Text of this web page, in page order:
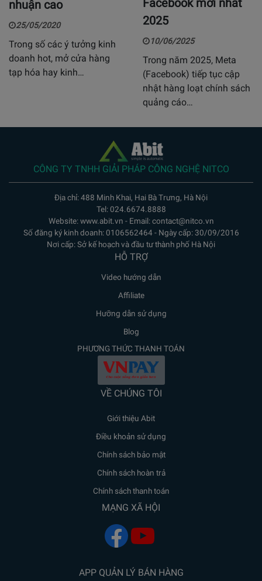
nhuận cao
25/05/2020
Trong số các ý tưởng kinh
doanh hot, mở cửa hàng
tạp hóa hay kinh…
Facebook mới nhất
2025
10/06/2025
Trong năm 2025, Meta
(Facebook) tiếp tục cập
nhật hàng loạt chính sách
quảng cáo…
CÔNG TY TNHH GIẢI PHÁP CÔNG NGHỆ NITCO
Địa chỉ: 488 Minh Khai, Hai Bà Trưng, Hà Nội
Tel: 024.6674.8888
Website: www.abit.vn - Email: contact@nitco.vn
Số đăng ký kinh doanh: 0106562464 - Ngày cấp: 30/09/2016
Nơi cấp: Sở kế hoạch và đầu tư thành phố Hà Nội
HỖ TRỢ
Video hướng dẫn
Affiliate
Hưỡng dẫn sử dụng
Blog
PHƯƠNG THỨC THANH TOÁN
VỀ CHÚNG TÔI
Giới thiệu Abit
Điều khoản sử dụng
Chính sách bảo mật
Chính sách hoàn trả
Chính sách thanh toán
MẠNG XÃ HỘI
APP QUẢN LÝ BÁN HÀNG